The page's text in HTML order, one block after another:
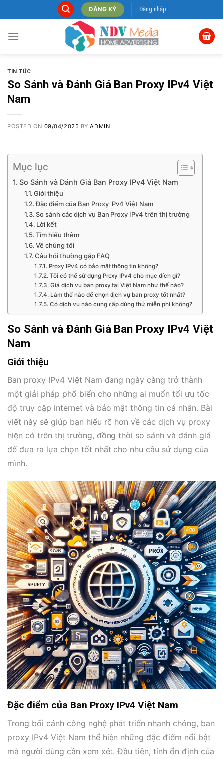
to
content
ĐĂNG KÝ Đăng nhập
TIN TỨC
So Sánh và Đánh Giá Ban Proxy IPv4 Việt
Nam
POSTED ON 09/04/2025 BYADMIN
Mục lục
So Sánh và Đánh Giá Ban Proxy IPv4 Việt Nam
Giới thiệu
Đặc điểm của Ban Proxy IPv4 Việt Nam
So sánh các dịch vụ Ban Proxy IPv4 trên thị trường
Lời kết
Tìm hiểu thêm
Về chúng tôi
Câu hỏi thường gặp FAQ
Proxy IPv4 có bảo mật thông tin không?
Tôi có thể sử dụng Proxy IPv4 cho mục đích gì?
Giá dịch vụ ban proxy tại Việt Nam như thế nào?
Làm thế nào để chọn dịch vụ ban proxy tốt nhất?
Có dịch vụ nào cung cấp dùng thử miễn phí không?
So Sánh và Đánh Giá Ban Proxy IPv4 Việt
Nam
Giới thiệu
Ban proxy IPv4 Việt Nam đang ngày càng trở thành
một giải pháp phổ biến cho những ai muốn tối ưu tốc
độ truy cập internet và bảo mật thông tin cá nhân. Bài
viết này sẽ giúp bạn hiểu rõ hơn về các dịch vụ proxy
hiện có trên thị trường, đồng thời so sánh và đánh giá
để đưa ra lựa chọn tốt nhất cho nhu cầu sử dụng của
mình.
Đặc điểm của Ban Proxy IPv4 Việt Nam
Trong bối cảnh công nghệ phát triển nhanh chóng, ban
proxy IPv4 Việt Nam thể hiện những đặc điểm nổi bật
mà người dùng cần xem xét. Đầu tiên, tính ổn định của